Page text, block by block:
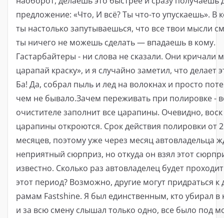
предложение: «Что, И всё? Ты что-то упускаешь». В
ты настолько запутываешься, что все твои мысли
ты ничего не можешь сделать — впадаешь в кому.
Гастарбайтеры - ни слова не сказали. Они кричали
царапай краску», и я случайно заметил, что делает
Ба! Да, собрал пыль и лед на волокнах и просто
чем не бывало.Зачем переживать при полировке -
очистителе заполнит все царапины. Очевидно,
царапины откроются. Срок действия полировки от
месяцев, поэтому уже через месяц автовладельца
неприятный сюрприз, но откуда он взял этот
известно. Сколько раз автовладелец будет
этот период? Возможно, другие могут придраться
рамам Fastshine. Я был единственным, кто убирал в
и за всю смену слышал только одно, все было под